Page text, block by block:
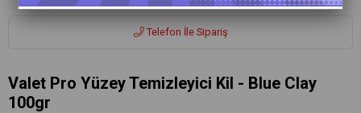
Telefon İle Sipariş
Valet Pro Yüzey Temizleyici Kil - Blue Clay
100gr